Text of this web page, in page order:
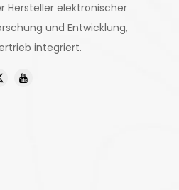
Hersteller elektronischer
und Entwicklung,
integriert.